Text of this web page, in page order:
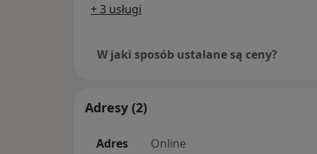
+ 3 usługi
W jaki sposób ustalane są ceny?
Adresy (2)
Adres Online